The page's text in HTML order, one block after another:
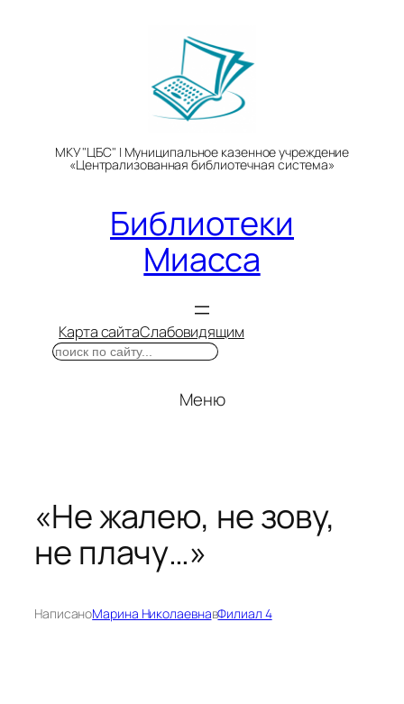
МКУ "ЦБС" | Муниципальное казенное учреждение
«Централизованная библиотечная система»
Библиотеки
Миасса
Карта сайтаСлабовидящим
Поиск
Меню
«Не жалею, не зову,
не плачу…»
НаписаноМарина НиколаевнавФилиал 4